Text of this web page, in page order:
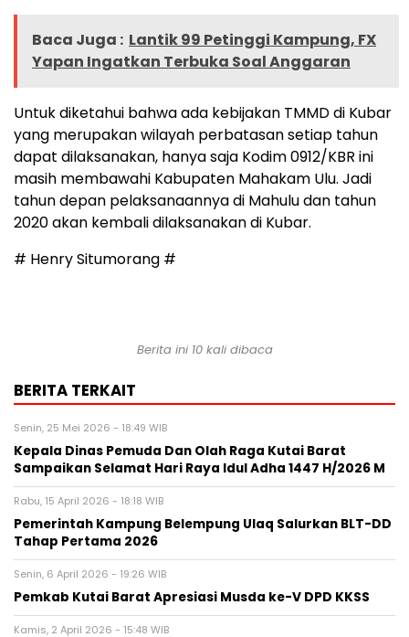
Baca Juga : Lantik 99 Petinggi Kampung, FX
Yapan Ingatkan Terbuka Soal Anggaran
Untuk diketahui bahwa ada kebijakan TMMD di Kubar
yang merupakan wilayah perbatasan setiap tahun
dapat dilaksanakan, hanya saja Kodim 0912/KBR ini
masih membawahi Kabupaten Mahakam Ulu. Jadi
tahun depan pelaksanaannya di Mahulu dan tahun
2020 akan kembali dilaksanakan di Kubar.
# Henry Situmorang #
Berita ini 10 kali dibaca
BERITA TERKAIT
Senin, 25 Mei 2026 - 18:49 WIB
Kepala Dinas Pemuda Dan Olah Raga Kutai Barat
Sampaikan Selamat Hari Raya Idul Adha 1447 H/2026 M
Rabu, 15 April 2026 - 18:18 WIB
Pemerintah Kampung Belempung Ulaq Salurkan BLT-DD
Tahap Pertama 2026
Senin, 6 April 2026 - 19:26 WIB
Pemkab Kutai Barat Apresiasi Musda ke-V DPD KKSS
Kamis, 2 April 2026 - 15:48 WIB